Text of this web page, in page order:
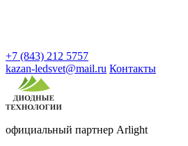
+7 (843) 212 5757
kazan-ledsvet@mail.ru Контакты
официальный партнер Arlight